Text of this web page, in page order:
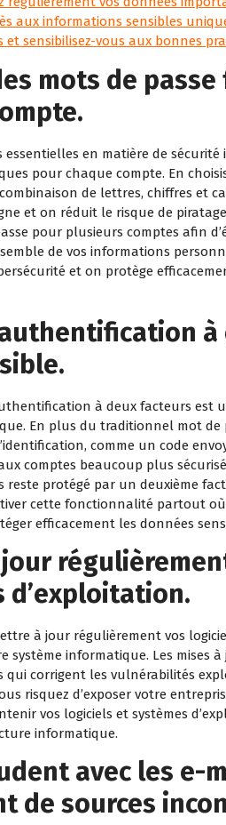
aux informations sensibles
et sensibilisez-vous aux bonnes
mots de
essentielles en matière de
pour chaque compte. En
de lettres, chiffres et
et on réduit le risque de
pour plusieurs comptes afin
de vos informations
et on protège
à deux facteurs est
En plus du traditionnel mot de
comme un code
comptes beaucoup plus
reste protégé par un deuxième
cette fonctionnalité partout
efficacement les données
d’exploitation.
à jour régulièrement vos
système informatique. Les mises
qui corrigent les vulnérabilités
risquez d’exposer votre
vos logiciels et systèmes
informatique.
avec les e-
de sources